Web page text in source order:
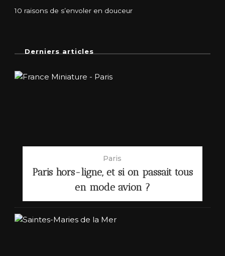
10 raisons de s’envoler en douceur
Derniers articles
Paris
Paris hors-ligne, et si on passait tous
en mode avion ?